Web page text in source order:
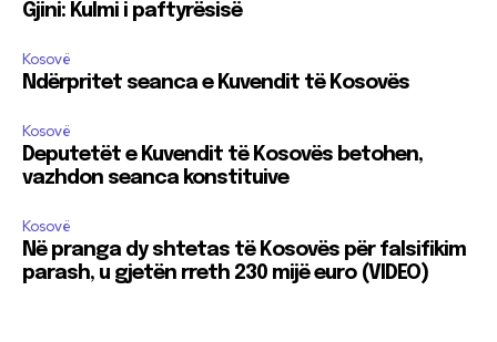
Gjini: Kulmi i paftyrësisë
Kosovë
Ndërpritet seanca e Kuvendit të Kosovës
Kosovë
Deputetët e Kuvendit të Kosovës betohen,
vazhdon seanca konstituive
Kosovë
Në pranga dy shtetas të Kosovës për falsifikim
parash, u gjetën rreth 230 mijë euro (VIDEO)